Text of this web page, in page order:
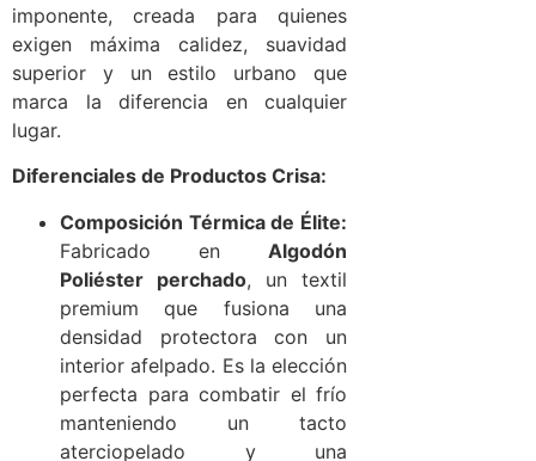
imponente, creada para quienes
exigen máxima calidez, suavidad
superior y un estilo urbano que
marca la diferencia en cualquier
lugar.
Diferenciales de Productos Crisa:
Composición Térmica de Élite:
Fabricado en Algodón
Poliéster perchado, un textil
premium que fusiona una
densidad protectora con un
interior afelpado. Es la elección
perfecta para combatir el frío
manteniendo un tacto
aterciopelado y una